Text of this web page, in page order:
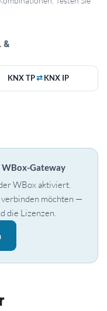
&
KNX TP⇄ KNX IP
WBox-Gateway
WBox aktiviert.
verbinden möchten —
die Lizenzen.